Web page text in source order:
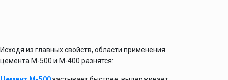
Исходя из главных свойств, области применения
цемента М-500 и М-400 разнятся: